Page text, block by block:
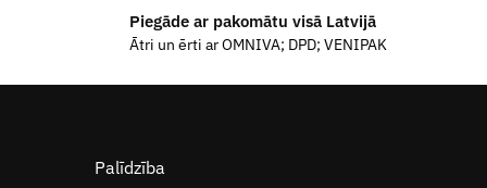
Piegāde ar pakomātu visā Latvijā
Ātri un ērti ar OMNIVA; DPD; VENIPAK
Palīdzība